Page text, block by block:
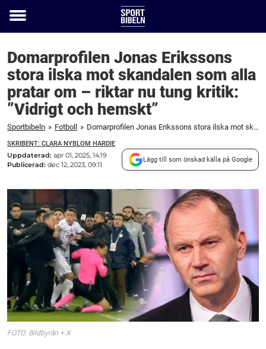
Toggle
Domarprofilen Jonas Erikssons
stora ilska mot skandalen som alla
pratar om – riktar nu tung kritik:
”Vidrigt och hemskt”
Sportbibeln » Fotboll » Domarprofilen Jonas Erikssons stora ilska mot skandalen som alla pratar om – riktar nu tung kritik: "Vidrigt och hemskt"
SKRIBENT: CLARA NYBLOM HARDIE
Uppdaterad: apr 01, 2025, 14:19
Publicerad: dec 12, 2023, 09:11
Lägg till som önskad källa på Google
FOTO: Bildbyrån + X